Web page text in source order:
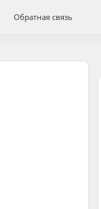
Обратная связь